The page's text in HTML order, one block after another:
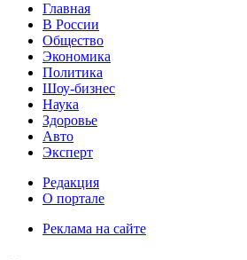
Главная
В России
Общество
Экономика
Политика
Шоу-бизнес
Наука
Здоровье
Авто
Эксперт
Редакция
О портале
Реклама на сайте